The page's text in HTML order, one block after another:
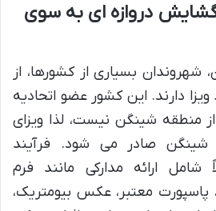
گشایش دروازه ای به سوی
شهروندان بسیاری از کشورها، از
ویزا دارند. این کشور عضو اتحادیه
منطقه شینگن نیست، لذا ویزای
شینگن صادر می شود. فرآیند
شامل ارائه مدارکی مانند فرم
معتبر، عکس بیومتریک،